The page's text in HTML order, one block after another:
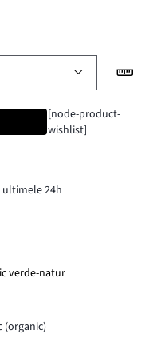
[node-product-
wishlist]
ultimele 24h
verde-natur
(organic)